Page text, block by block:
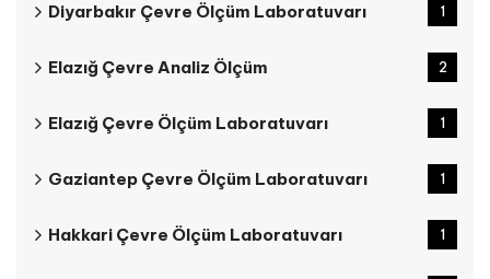
Diyarbakır Çevre Ölçüm Laboratuvarı 1
Elazığ Çevre Analiz Ölçüm 2
Elazığ Çevre Ölçüm Laboratuvarı 1
Gaziantep Çevre Ölçüm Laboratuvarı 1
Hakkari Çevre Ölçüm Laboratuvarı 1